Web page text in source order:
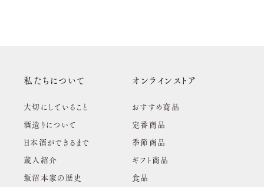
私たちについて
大切にしていること
酒造りについて
日本酒ができるまで
蔵人紹介
飯沼本家の歴史
オンラインストア
おすすめ商品
定番商品
季節商品
ギフト商品
食品